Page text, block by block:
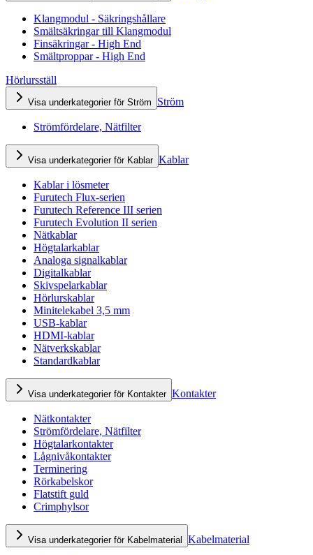
Klangmodul - Säkringshållare
Smältsäkringar till Klangmodul
Finsäkringar - High End
Smältproppar - High End
Hörlursställ
Visa underkategorier för Ström Ström
Strömfördelare, Nätfilter
Visa underkategorier för Kablar Kablar
Kablar i lösmeter
Furutech Flux-serien
Furutech Reference III serien
Furutech Evolution II serien
Nätkablar
Högtalarkablar
Analoga signalkablar
Digitalkablar
Skivspelarkablar
Hörlurskablar
Minitelekabel 3,5 mm
USB-kablar
HDMI-kablar
Nätverkskablar
Standardkablar
Visa underkategorier för Kontakter Kontakter
Nätkontakter
Strömfördelare, Nätfilter
Högtalarkontakter
Lågnivåkontakter
Terminering
Rörkabelskor
Flatstift guld
Crimphylsor
Visa underkategorier för Kabelmaterial Kabelmaterial